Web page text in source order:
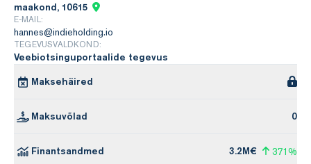
maakond, 10615
E-MAIL:
hannes@indieholding.io
TEGEVUSVALDKOND:
Veebiotsinguportaalide tegevus
Maksehäired
Maksuvõlad 0
Finantsandmed 3.2M€ 371%